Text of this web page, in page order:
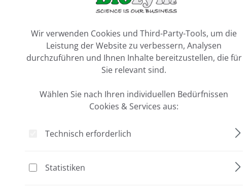
Version 96"
umfangreicher Picklisten möglich! Keine kalten Hände mehr!
zur Identifizierung einzelner Racks
(z.B. Mirage 2D-Code Rackscanner) erlaubt einfache
Wir verwenden Cookies und Third-Party-Tools, um die
Leistung der Website zu verbessern, Analysen
durchzuführen und Ihnen Inhalte bereitzustellen, die für
Sie relevant sind.
Wählen Sie nach Ihren individuellen Bedürfnissen
Cookies & Services aus:
Technisch erforderlich
Statistiken